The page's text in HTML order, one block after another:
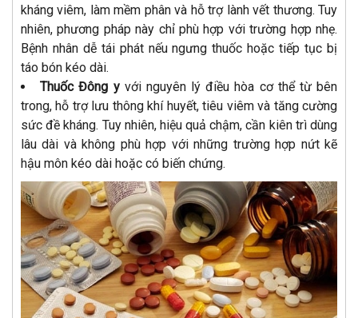
kháng viêm, làm mềm phân và hỗ trợ lành vết thương. Tuy
nhiên, phương pháp này chỉ phù hợp với trường hợp nhẹ.
Bệnh nhân dễ tái phát nếu ngưng thuốc hoặc tiếp tục bị
táo bón kéo dài.
Thuốc Đông yvới nguyên lý điều hòa cơ thể từ bên
trong, hỗ trợ lưu thông khí huyết, tiêu viêm và tăng cường
sức đề kháng. Tuy nhiên, hiệu quả chậm, cần kiên trì dùng
lâu dài và không phù hợp với những trường hợp nứt kẽ
hậu môn kéo dài hoặc có biến chứng.